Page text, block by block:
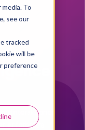
To
see our
tracked
will be
preference
er förbättra